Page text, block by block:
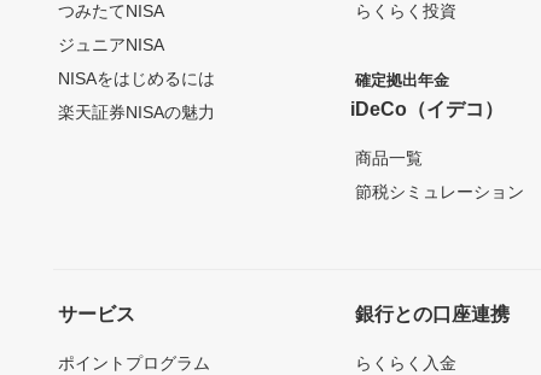
つみたてNISA
ジュニアNISA
NISAをはじめるには
楽天証券NISAの魅力
らくらく投資
確定拠出年金
iDeCo（イデコ）
商品一覧
節税シミュレーション
サービス
ポイントプログラム
銀行との口座連携
らくらく入金